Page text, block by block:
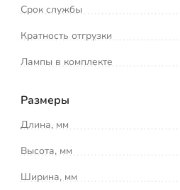
Срок службы
Кратность отгрузки
Лампы в комплекте
Размеры
Длина, мм
Высота, мм
Ширина, мм